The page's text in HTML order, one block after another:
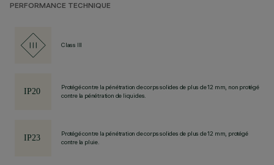
PERFORMANCE TECHNIQUE
Class III
Protégé contre la pénétration de corps solides de plus de 12 mm, non protégé
contre la pénétration de liquides.
Protégé contre la pénétration de corps solides de plus de 12 mm, protégé
contre la pluie.